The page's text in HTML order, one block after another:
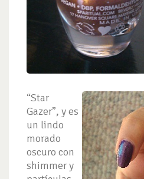
“Star
Gazer”, y es
un lindo
morado
oscuro con
shimmer y